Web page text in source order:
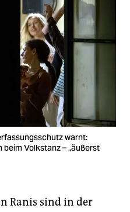
warnt:
Volkstanz – „äußerst
Ranis sind in der